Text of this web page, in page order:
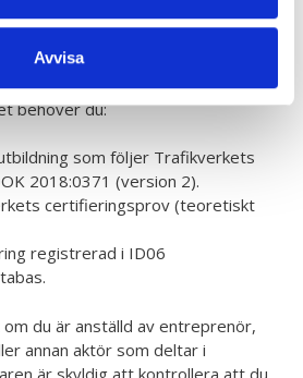
Avvisa
Trafikverkets
behöver du:
som följer Trafikverkets
2018:0371 (version 2).
certifieringsprov (teoretiskt
registrerad i ID06
du är anställd av entreprenör,
annan aktör som deltar i
är skyldig att kontrollera att du